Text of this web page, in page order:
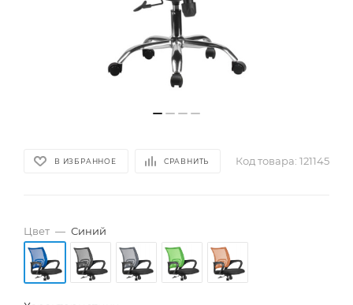
В ИЗБРАННОЕ СРАВНИТЬ Код товара: 121145
Цвет — Синий